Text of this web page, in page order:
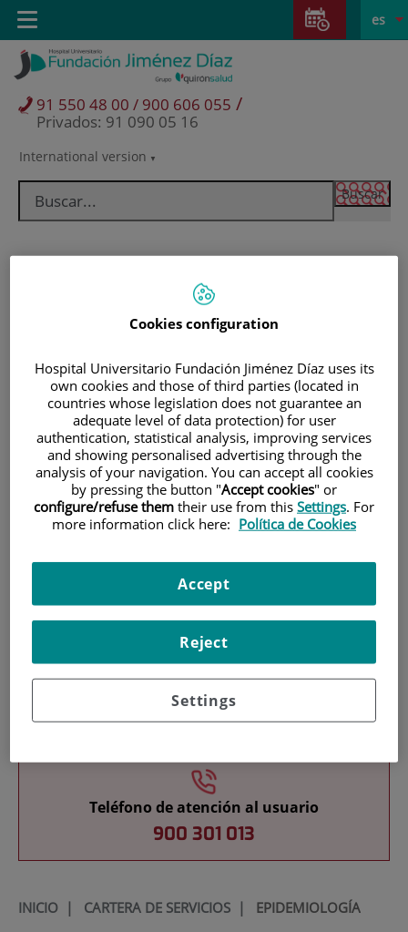
Saltar al contenido
Saltar
contenido
Selector
idioma
activo
es
International version
91 550 48 00 / 900 606 055 /
Privados: 91 090 05 16
Toggle
navigation
Pacientes y visitantes
Teléfono de atención al usuario
900 301 013
INICIO| CARTERA DE SERVICIOS| EPIDEMIOLOGÍA
Cookies configuration
Hospital Universitario Fundación Jiménez Díaz uses its
own cookies and those of third parties (located in
countries whose legislation does not guarantee an
adequate level of data protection) for user
authentication, statistical analysis, improving services
and showing personalised advertising through the
analysis of your navigation. You can accept all cookies
by pressing the button "Accept cookies" or
configure/refuse them their use from this Settings. For
more information click here: Política de Cookies
Settings
Reject
Accept